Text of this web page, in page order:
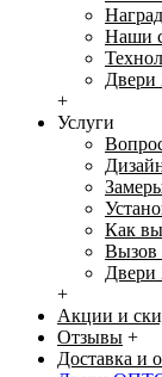
Наши
Двери
+
Услуги
Как
Вызов
Двери
+
Акции и
Отзывы +
Доставка и